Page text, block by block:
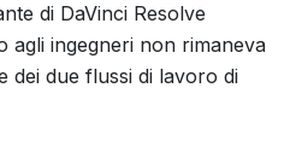
di DaVinci Resolve
agli ingegneri non rimaneva
dei due flussi di lavoro di